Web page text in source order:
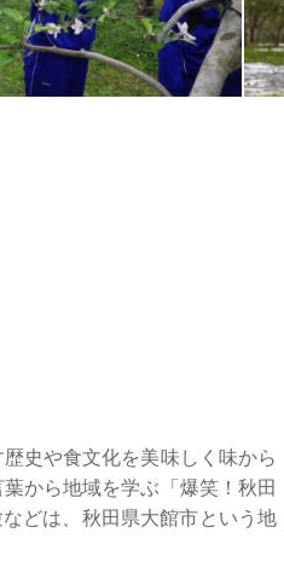
史や食文化を美味しく味から
から地域を学ぶ「爆笑！秋田
どは、秋田県大館市という地